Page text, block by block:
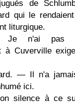
de
qui le
liturgique.
Je n'ai pas
à Cuverville
— Il n'a
ici.
silence à ce